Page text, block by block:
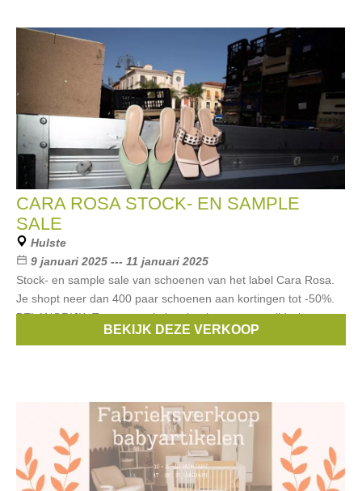
CARA ROSA STOCK- EN SAMPLE
SALE
Hulste
9 januari 2025 --- 11 januari 2025
Stock- en sample sale van schoenen van het label Cara Rosa.
Je shopt neer dan 400 paar schoenen aan kortingen tot -50%.
BELANGRIJK: Toegang enkel na boeken van een tijdsslot.
Cara Rosa
BEKIJK DEZE VERKOOP